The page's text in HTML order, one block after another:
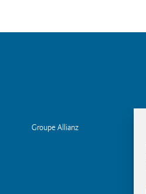
Groupe Allianz